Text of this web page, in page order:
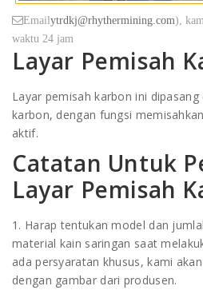
Email ytrdkj@rhythermining.com),
waktu 24 jam
Layar Pemisah
Layar pemisah karbon ini
karbon, dengan fungsi
aktif.
Catatan Untuk
Layar Pemisah
1. Harap tentukan model dan
material kain saringan saat
ada persyaratan khusus, kami
dengan gambar dari produsen.